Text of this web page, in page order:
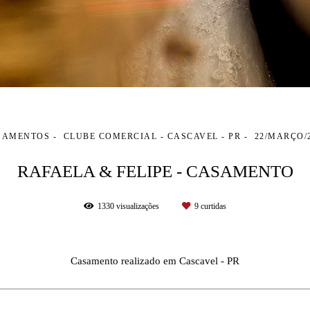
CLUBE COMERCIAL - CASCAVEL - PR 22/MARÇO/
RAFAELA & FELIPE - CASAMENTO
1330 visualizações 9 curtidas
Casamento realizado em Cascavel - PR